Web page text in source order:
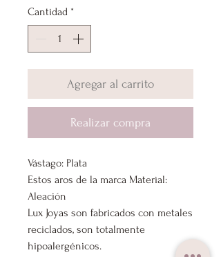
Cantidad *
Agregar al carrito
Realizar compra
Vástago: Plata
Estos aros de la marca Material:
Aleación
Lux Joyas son fabricados con metales
reciclados, son totalmente
hipoalergénicos.